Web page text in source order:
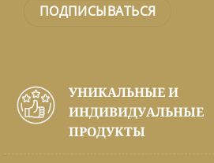
УНИКАЛЬНЫЕ И
ИНДИВИДУАЛЬНЫЕ
ПРОДУКТЫ